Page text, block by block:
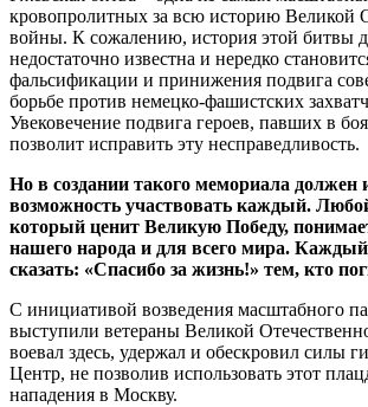
кровопролитных за всю историю Великой
войны. К сожалению, история этой битвы
недостаточно известна и нередко
фальсификации и принижения подвига
борьбе против немецко-фашистских
Увековечение подвига героев, павших в
позволит исправить эту несправедливость.
Но в создании такого мемориала должен
возможность участвовать каждый.
который ценит Великую Победу,
нашего народа и для всего мира.
сказать: «Спасибо за жизнь!» тем, кто
С инициативой возведения масштабного
выступили ветераны Великой
воевал здесь, удержал и обескровил силы
Центр, не позволив использовать этот
нападения в Москву.